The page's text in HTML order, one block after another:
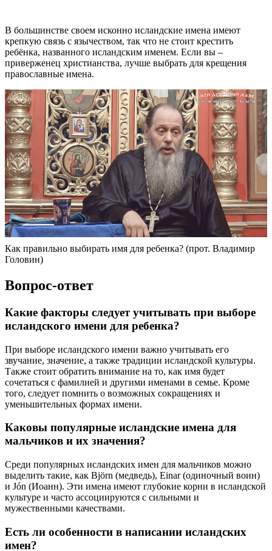
В большинстве своем исконно исландские имена имеют
крепкую связь с язычеством, так что не стоит крестить
ребёнка, названного исландским именем. Если вы –
приверженец христианства, лучше выбрать для крещения
православные имена.
Как правильно выбирать имя для ребенка? (прот. Владимир
Головин)
Вопрос-ответ
Какие факторы следует учитывать при выборе
исландского имени для ребенка?
При выборе исландского имени важно учитывать его
звучание, значение, а также традиции исландской культуры.
Также стоит обратить внимание на то, как имя будет
сочетаться с фамилией и другими именами в семье. Кроме
того, следует помнить о возможных сокращениях и
уменьшительных формах имени.
Каковы популярные исландские имена для
мальчиков и их значения?
Среди популярных исландских имен для мальчиков можно
выделить такие, как Björn (медведь), Einar (одиночный воин)
и Jón (Иоанн). Эти имена имеют глубокие корни в исландской
культуре и часто ассоциируются с сильными и
мужественными качествами.
Есть ли особенности в написании исландских
имен?